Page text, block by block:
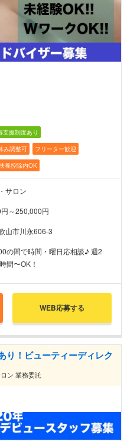
支援制度あり
み調整可
フリーター歓迎
養控除内OK
サロン
～250,000円
山市川永606-3
の間で時間・曜日応相談♪ 週2
間〜OK！
WEB応募する
り！ビューティーディレク
ン 業務委託